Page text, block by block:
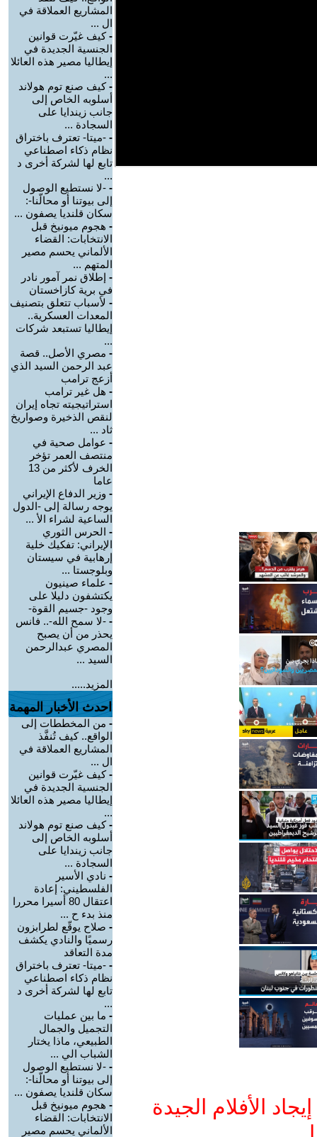
الأفلام الجيدة
المشاريع العملاقة في
ال ...
-كيف غيّرت قوانين
الجنسية الجديدة في
إيطاليا مصير هذه العائلا
...
-كيف صنع توم هولاند
أسلوبه الخاص إلى
جانب زيندايا على
السجادة ...
- -ميتا- تعترف باختراق
نظام ذكاء اصطناعي
تابع لها لشركة أخرى د
...
- -لا نستطيع الوصول
إلى بيوتنا أو محالّنا-:
سكان قلنديا يصفون ...
- هجوم ميونيخ قبل
الانتخابات: القضاء
الألماني يحسم مصير
المتهم ...
- إطلاق نمر آمور نادر
في برية كازاخستان
- لأسباب تتعلق بتصنيف
المعدات العسكرية..
إيطاليا تستبعد شركات
...
- مصري الأصل.. قصة
عبد الرحمن السيد الذي
أزعج ترامب
- هل غير ترامب
استراتيجيته تجاه إيران
لنقص الذخيرة وصواريخ
ثاد ...
- عوامل صحية في
منتصف العمر تؤخر
الخرف لأكثر من 13
عاما
- وزير الدفاع الإيراني
يوجه رسالة إلى -الدول
الساعية لشراء الأ ...
- الحرس الثوري
الإيراني: تفكيك خلية
إرهابية في سيستان
وبلوجستا ...
- علماء صينيون
يكتشفون دليلا على
وجود -جسيم القوة-
- -لا سمح الله-.. فانس
يحذر من أن يصبح
المصري عبدالرحمن
السيد ...
المزيد.....
احدث الأخبار المهمة
- من المخططات إلى
الواقع.. كيف تُنفَّذ
المشاريع العملاقة في
ال ...
-كيف غيّرت قوانين
الجنسية الجديدة في
إيطاليا مصير هذه العائلا
...
-كيف صنع توم هولاند
أسلوبه الخاص إلى
جانب زيندايا على
السجادة ...
- نادي الأسير
الفلسطيني: إعادة
اعتقال 80 أسيرا محررا
منذ بدء ح ...
- صلاح يوقّع لطرابزون
رسميًا والنادي يكشف
مدة التعاقد
- -ميتا- تعترف باختراق
نظام ذكاء اصطناعي
تابع لها لشركة أخرى د
...
- ما بين عمليات
التجميل والجمال
الطبيعي، ماذا يختار
الشباب الي ...
- -لا نستطيع الوصول
إلى بيوتنا أو محالّنا-:
سكان قلنديا يصفون ...
- هجوم ميونيخ قبل
الانتخابات: القضاء
الألماني يحسم مصير